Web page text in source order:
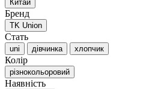
Китай
Бренд
TK Union
Стать
uni дівчинка хлопчик
Колір
різнокольоровий
Наявність